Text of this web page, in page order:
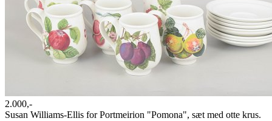
2.000,-
Susan Williams-Ellis for Portmeirion "Pomona", sæt med otte krus.